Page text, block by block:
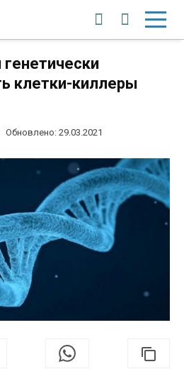
клетки-киллеры
Обновлено: 29.03.2021